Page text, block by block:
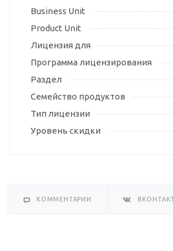
Business Unit
Product Unit
Лицензия для
Программа лицензирования
Раздел
Семейство продуктов
Тип лицензии
Уровень скидки
КОММЕНТАРИИ